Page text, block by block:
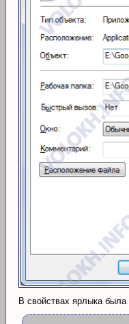
В свойствах ярлыка